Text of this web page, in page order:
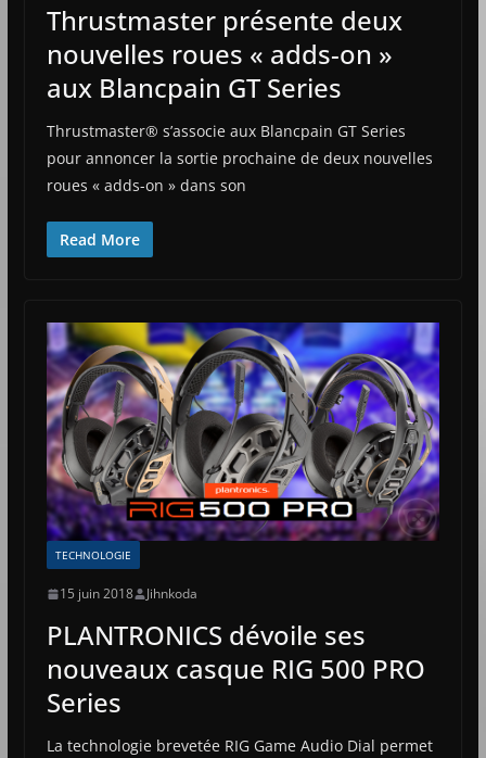
Thrustmaster présente deux
nouvelles roues « adds-on »
aux Blancpain GT Series
Thrustmaster® s’associe aux Blancpain GT Series
pour annoncer la sortie prochaine de deux nouvelles
roues « adds-on » dans son
Read More
TECHNOLOGIE
15 juin 2018 Jihnkoda
PLANTRONICS dévoile ses
nouveaux casque RIG 500 PRO
Series
La technologie brevetée RIG Game Audio Dial permet